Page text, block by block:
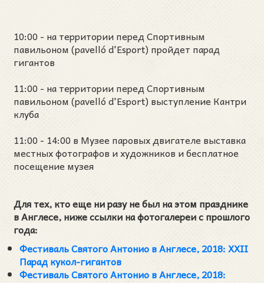
10:00 - на территории перед Спортивным
павильоном (pavelló d'Esport) пройдет парад
гигантов
11:00 - на территории перед Спортивным
павильоном (pavelló d'Esport) выступление Кантри
клуба
11:00 - 14:00 в Музее паровых двигателе выставка
местных фотографов и художников и бесплатное
посещение музея
Для тех, кто еще ни разу не был на этом празднике
в Англесе, ниже ссылки на фотогалереи с прошлого
года:
Фестиваль Святого Антонио в Англесе, 2018: XXII
Парад кукол-гигантов
Фестиваль Святого Антонио в Англесе, 2018: